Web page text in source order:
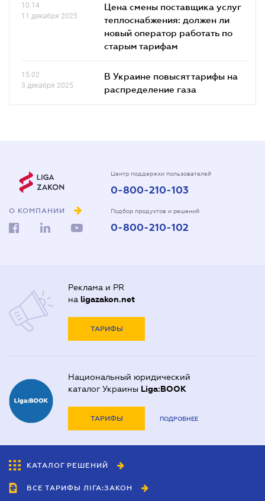
10.14
11 декабря 2025
Цена смены поставщика услуг
теплоснабжения: должен ли
новый оператор работать по
старым тарифам
15.02
3 декабря 2025
В Украине повысят тарифы на
распределение газа
О КОМПАНИИ
Центр поддержки пользователей
0-800-210-103
Подбор продуктов и решений
0-800-210-102
Реклама и PR
на ligazakon.net
ТАРИФЫ
Национальный юридический
каталог Украины Liga:BOOK
ТАРИФЫ ПОДРОБНЕЕ
КАТАЛОГ РЕШЕНИЙ
ВСЕ ТАРИФЫ ЛІГА:ЗАКОН